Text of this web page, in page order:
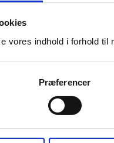
vores indhold i forhold til
Præferencer
mål, og der vil
forventer vi at have i alt